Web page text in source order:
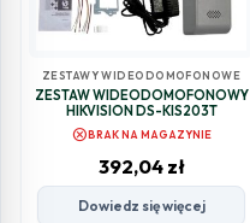
ZESTAWY WIDEODOMOFONOWE
ZESTAW WIDEODOMOFONOWY
HIKVISION DS-KIS203T
cancelBRAK NA MAGAZYNIE
392,04 zł
Dowiedz się więcej